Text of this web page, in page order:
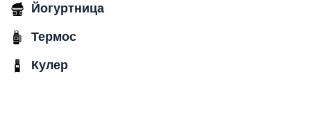
Йогуртница
Термос
Кулер